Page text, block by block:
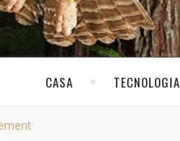
CASA TECNOLOGIA